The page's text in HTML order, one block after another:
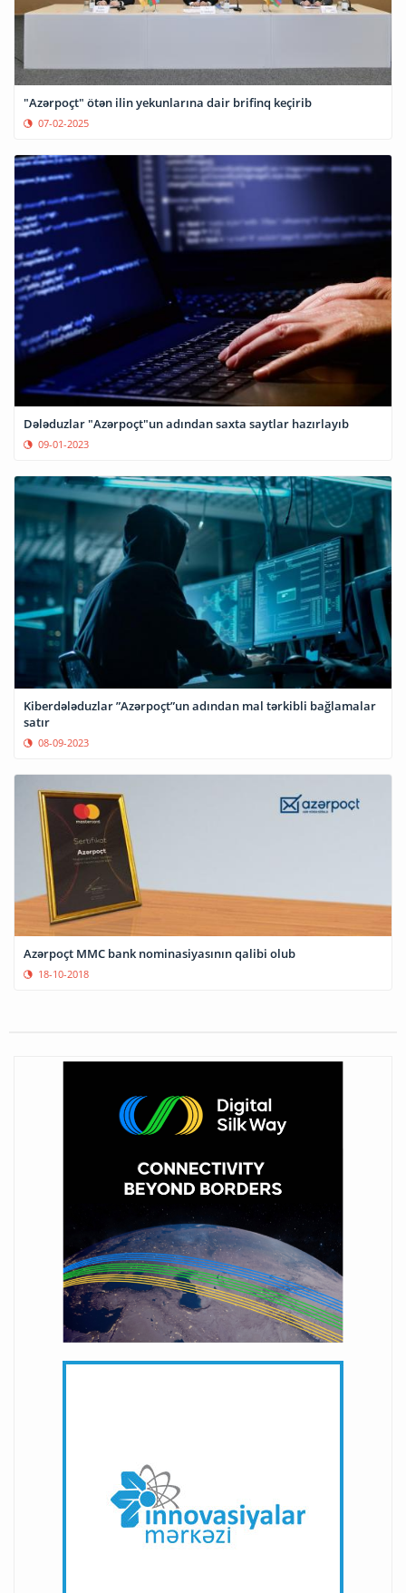
"Azərpoçt" ötən ilin yekunlarına dair brifinq keçirib
07-02-2025
Dələduzlar "Azərpoçt"un adından saxta saytlar hazırlayıb
09-01-2023
Kiberdələduzlar ”Azərpoçt”un adından mal tərkibli bağlamalar
satır
08-09-2023
Azərpoçt MMC bank nominasiyasının qalibi olub
18-10-2018